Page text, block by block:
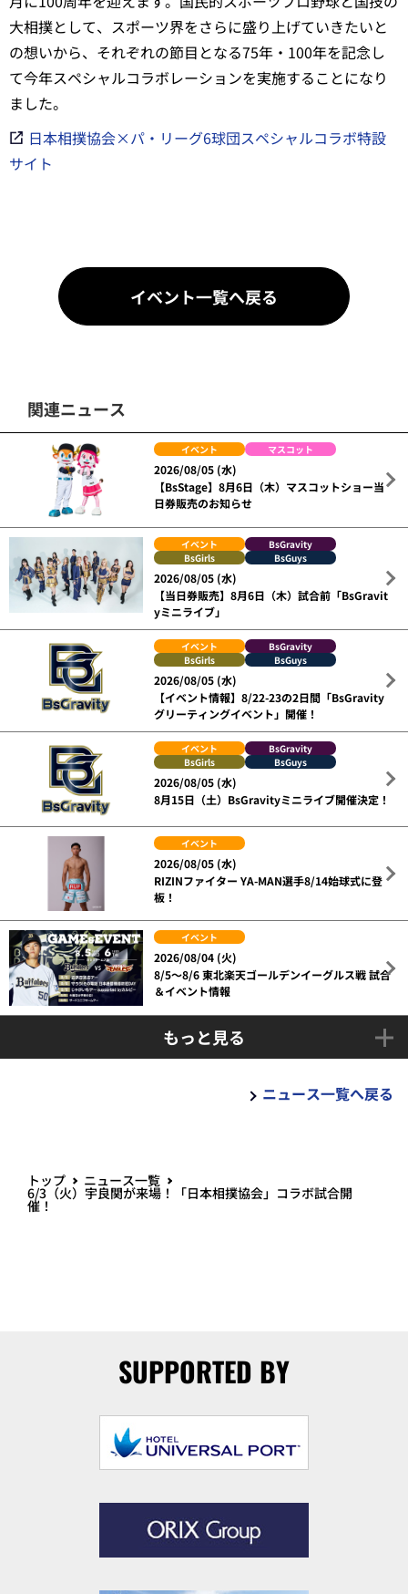
大相撲として、スポーツ界をさらに盛り上げていきたいと
の想いから、それぞれの節目となる75年・100年を記念し
て今年スペシャルコラボレーションを実施することになり
ました。
日本相撲協会×パ・リーグ6球団スペシャルコラボ特設
サイト
イベント一覧へ戻る
関連ニュース
イベント マスコット
2026/08/05 (水)
【BsStage】8月6日（木）マスコットショー当
日券販売のお知らせ
イベント
BsGravity
BsGirls
BsGuys
2026/08/05 (水)
【当日券販売】8月6日（木）試合前「BsGravit
yミニライブ」
イベント
BsGravity
BsGirls
BsGuys
2026/08/05 (水)
【イベント情報】8/22-23の2日間「BsGravity
グリーティングイベント」開催！
イベント
BsGravity
BsGirls
BsGuys
2026/08/05 (水)
8月15日（土）BsGravityミニライブ開催決定！
イベント
2026/08/05 (水)
RIZINファイター YA-MAN選手8/14始球式に登
板！
イベント
2026/08/04 (火)
8/5～8/6 東北楽天ゴールデンイーグルス戦 試合
＆イベント情報
もっと見る
ニュース一覧へ戻る
トップ ニュース一覧
6/3（火）宇良関が来場！「日本相撲協会」コラボ試合開
催！
SUPPORTED BY